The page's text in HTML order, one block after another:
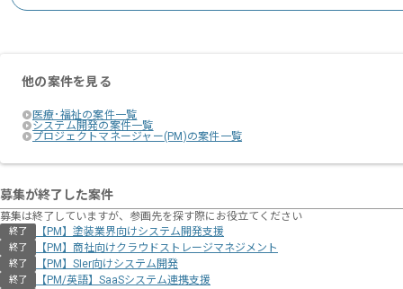
他の案件を見る
医療･福祉の案件一覧
システム開発の案件一覧
プロジェクトマネージャー(PM)の案件一覧
募集が終了した案件
募集は終了していますが、参画先を探す際にお役立てください
終了 【PM】塗装業界向けシステム開発支援
終了 【PM】商社向けクラウドストレージマネジメント
終了 【PM】SIer向けシステム開発
終了 【PM/英語】SaaSシステム連携支援